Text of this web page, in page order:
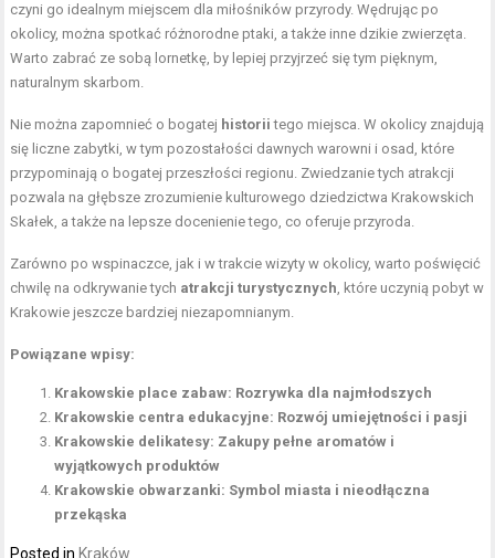
czyni go idealnym miejscem dla miłośników przyrody. Wędrując po
okolicy, można spotkać różnorodne ptaki, a także inne dzikie zwierzęta.
Warto zabrać ze sobą lornetkę, by lepiej przyjrzeć się tym pięknym,
naturalnym skarbom.
Nie można zapomnieć o bogatej historii tego miejsca. W okolicy znajdują
się liczne zabytki, w tym pozostałości dawnych warowni i osad, które
przypominają o bogatej przeszłości regionu. Zwiedzanie tych atrakcji
pozwala na głębsze zrozumienie kulturowego dziedzictwa Krakowskich
Skałek, a także na lepsze docenienie tego, co oferuje przyroda.
Zarówno po wspinaczce, jak i w trakcie wizyty w okolicy, warto poświęcić
chwilę na odkrywanie tych atrakcji turystycznych, które uczynią pobyt w
Krakowie jeszcze bardziej niezapomnianym.
Powiązane wpisy:
Krakowskie place zabaw: Rozrywka dla najmłodszych
Krakowskie centra edukacyjne: Rozwój umiejętności i pasji
Krakowskie delikatesy: Zakupy pełne aromatów i
wyjątkowych produktów
Krakowskie obwarzanki: Symbol miasta i nieodłączna
przekąska
Posted in Kraków